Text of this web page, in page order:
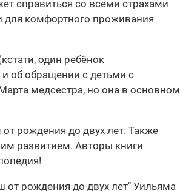
справиться со всеми страхами
для комфортного проживания
один ребёнок
об обращении с детьми с
медсестра, но она в основном
рождения до двух лет. Также
развитием. Авторы книги
рождения до двух лет" Уильяма